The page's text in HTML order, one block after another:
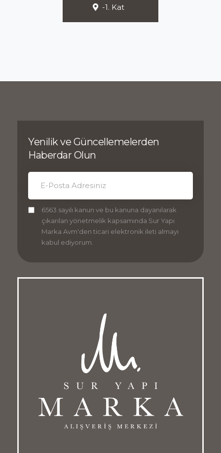
-1. Kat
Yenilik ve Güncellemelerden
Haberdar Olun
6563 sayılı kanun ve bu kanuna dayanılarak
çıkarılan yönetmelik kapsamında Sur Yapı
Marka Avm'den ticari elektronik ileti almayı
kabul ediyorum.